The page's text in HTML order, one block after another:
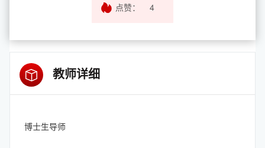
点赞： 4
教师详细
博士生导师